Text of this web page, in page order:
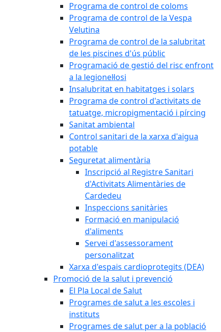
Programa de control de coloms
Programa de control de la Vespa
Velutina
Programa de control de la salubritat
de les piscines d'ús públic
Programació de gestió del risc enfront
a la legionel·losi
Insalubritat en habitatges i solars
Programa de control d'activitats de
tatuatge, micropigmentació i pírcing
Sanitat ambiental
Control sanitari de la xarxa d'aigua
potable
Seguretat alimentària
Inscripció al Registre Sanitari
d'Activitats Alimentàries de
Cardedeu
Inspeccions sanitàries
Formació en manipulació
d'aliments
Servei d'assessorament
personalitzat
Xarxa d'espais cardioprotegits (DEA)
Promoció de la salut i prevenció
El Pla Local de Salut
Programes de salut a les escoles i
instituts
Programes de salut per a la població